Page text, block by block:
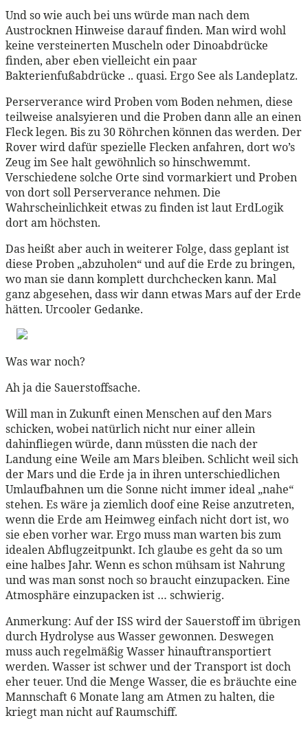
Und so wie auch bei uns würde man nach dem
Austrocknen Hinweise darauf finden. Man wird wohl
keine versteinerten Muscheln oder Dinoabdrücke
finden, aber eben vielleicht ein paar
Bakterienfußabdrücke .. quasi. Ergo See als Landeplatz.
Perserverance wird Proben vom Boden nehmen, diese
teilweise analsyieren und die Proben dann alle an einen
Fleck legen. Bis zu 30 Röhrchen können das werden. Der
Rover wird dafür spezielle Flecken anfahren, dort wo’s
Zeug im See halt gewöhnlich so hinschwemmt.
Verschiedene solche Orte sind vormarkiert und Proben
von dort soll Perserverance nehmen. Die
Wahrscheinlichkeit etwas zu finden ist laut ErdLogik
dort am höchsten.
Das heißt aber auch in weiterer Folge, dass geplant ist
diese Proben „abzuholen“ und auf die Erde zu bringen,
wo man sie dann komplett durchchecken kann. Mal
ganz abgesehen, dass wir dann etwas Mars auf der Erde
hätten. Urcooler Gedanke.
Was war noch?
Ah ja die Sauerstoffsache.
Will man in Zukunft einen Menschen auf den Mars
schicken, wobei natürlich nicht nur einer allein
dahinfliegen würde, dann müssten die nach der
Landung eine Weile am Mars bleiben. Schlicht weil sich
der Mars und die Erde ja in ihren unterschiedlichen
Umlaufbahnen um die Sonne nicht immer ideal „nahe“
stehen. Es wäre ja ziemlich doof eine Reise anzutreten,
wenn die Erde am Heimweg einfach nicht dort ist, wo
sie eben vorher war. Ergo muss man warten bis zum
idealen Abflugzeitpunkt. Ich glaube es geht da so um
eine halbes Jahr. Wenn es schon mühsam ist Nahrung
und was man sonst noch so braucht einzupacken. Eine
Atmosphäre einzupacken ist … schwierig.
Anmerkung: Auf der ISS wird der Sauerstoff im übrigen
durch Hydrolyse aus Wasser gewonnen. Deswegen
muss auch regelmäßig Wasser hinauftransportiert
werden. Wasser ist schwer und der Transport ist doch
eher teuer. Und die Menge Wasser, die es bräuchte eine
Mannschaft 6 Monate lang am Atmen zu halten, die
kriegt man nicht auf Raumschiff.